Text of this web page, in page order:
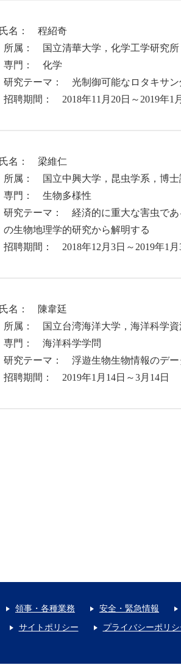
氏名： 程紹奇
： 国立清華大学，化学工学研究所
門： 化学
テーマ： 光制御可能なロタキサン
期間： 2018年11月20日～2019年1
氏名： 梁維仁
： 国立中興大学，昆虫学系，博士
： 生物多様性
テーマ： 経済的に重大な害虫であ
の生物地理学的研究から解明する
期間： 2018年12月3日～2019年1月
氏名： 陳韋廷
： 国立台湾海洋大学，海洋科学資
門： 海洋科学学問
テーマ： 浮遊生物生物情報のデー
期間： 2019年1月14日～3月14日
領事・各種業務 安全・緊急情報
サイトポリシー プライバシーポリシ